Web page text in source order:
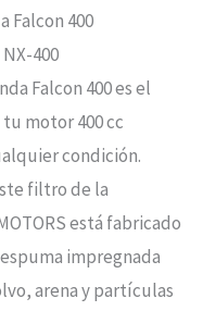
Falcon 400
400
Falcon 400 es el
motor 400 cc
condición.
filtro de la
está fabricado
impregnada
arena y partículas